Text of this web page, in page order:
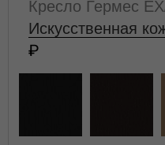
Кресло Гермес
Искусственная